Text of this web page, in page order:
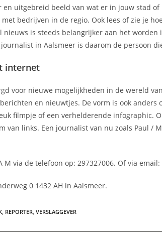
uitgebreid beeld van wat er in jouw stad
bedrijven in de regio. Ook lees of zie je
nieuws is steeds belangrijker aan het
in Aalsmeer is daarom de persoon
internet
voor nieuwe mogelijkheden in de wereld
en nieuwtjes. De vorm is ook
filmpje of een verhelderende
van links. Een journalist van nu zoals Paul /
M via de telefoon op: 297327006. Of via email:
0 1432 AH in Aalsmeer.
REPORTER VERSLAGGEVER